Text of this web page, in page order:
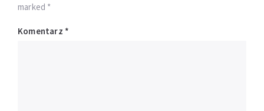
marked *
Komentarz *